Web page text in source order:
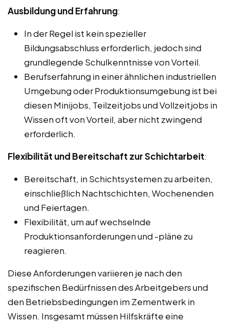
Ausbildung und Erfahrung:
In der Regel ist kein spezieller
Bildungsabschluss erforderlich, jedoch sind
grundlegende Schulkenntnisse von Vorteil.
Berufserfahrung in einer ähnlichen industriellen
Umgebung oder Produktionsumgebung ist bei
diesen Minijobs, Teilzeitjobs und Vollzeitjobs in
Wissen oft von Vorteil, aber nicht zwingend
erforderlich.
Flexibilität und Bereitschaft zur Schichtarbeit:
Bereitschaft, in Schichtsystemen zu arbeiten,
einschließlich Nachtschichten, Wochenenden
und Feiertagen.
Flexibilität, um auf wechselnde
Produktionsanforderungen und -pläne zu
reagieren.
Diese Anforderungen variieren je nach den
spezifischen Bedürfnissen des Arbeitgebers und
den Betriebsbedingungen im Zementwerk in
Wissen. Insgesamt müssen Hilfskräfte eine